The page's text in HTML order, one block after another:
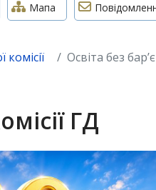
Мапа
Освіта без
ГД